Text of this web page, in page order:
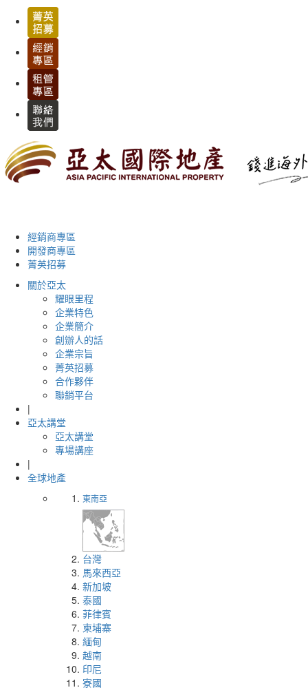
經銷商專區
開發商專區
菁英招募
關於亞太
耀眼里程
企業特色
企業簡介
創辦人的話
企業宗旨
菁英招募
合作夥伴
聯銷平台
|
亞太講堂
亞太講堂
專場講座
|
全球地產
東南亞
台灣
馬來西亞
新加坡
泰國
菲律賓
柬埔寨
緬甸
越南
印尼
寮國